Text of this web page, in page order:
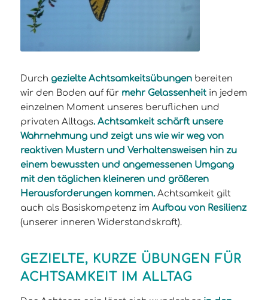
Durch gezielte Achtsamkeitsübungenbereiten
wir den Boden auf für mehr Gelassenheitin jedem
einzelnen Moment unseres beruflichen und
privaten Alltags. Achtsamkeit schärft unsere
Wahrnehmung und zeigt uns wie wir weg von
reaktiven Mustern und Verhaltensweisen hin zu
einem bewussten und angemessenen Umgang
mit den täglichen kleineren und größeren
Herausforderungen kommen. Achtsamkeit gilt
auch als Basiskompetenz im Aufbau von Resilienz
(unserer inneren Widerstandskraft).
GEZIELTE, KURZE ÜBUNGEN FÜR
ACHTSAMKEIT IM ALLTAG